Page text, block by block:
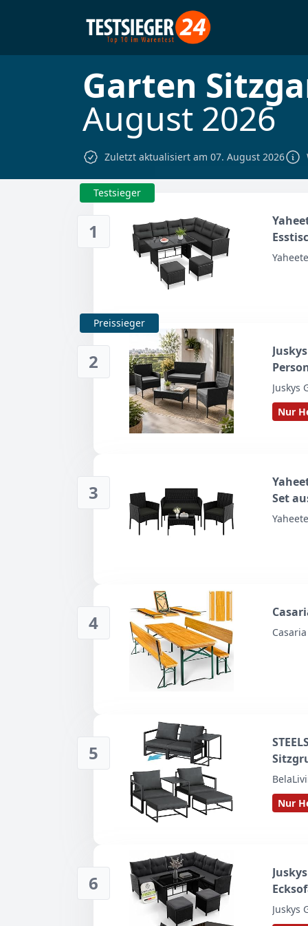
Garten
August 2026
Zuletzt aktualisiert am 07. August 2026
1
Testsieger
2
Preissieger
Juskys
Nur
3
Set
4 Casaria
5
Nur
6
Juskys